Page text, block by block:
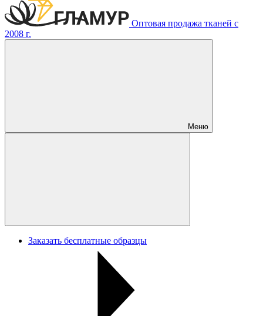
Оптовая продажа тканей с
2008 г.
Меню
Заказать бесплатные образцы